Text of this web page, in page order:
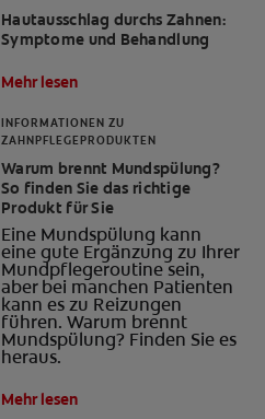
Hautausschlag durchs Zahnen:
Symptome und Behandlung
Mehr lesen
INFORMATIONEN ZU
ZAHNPFLEGEPRODUKTEN
Warum brennt Mundspülung?
So finden Sie das richtige
Produkt für Sie
Eine Mundspülung kann
eine gute Ergänzung zu Ihrer
Mundpflegeroutine sein,
aber bei manchen Patienten
kann es zu Reizungen
führen. Warum brennt
Mundspülung? Finden Sie es
heraus.
Mehr lesen